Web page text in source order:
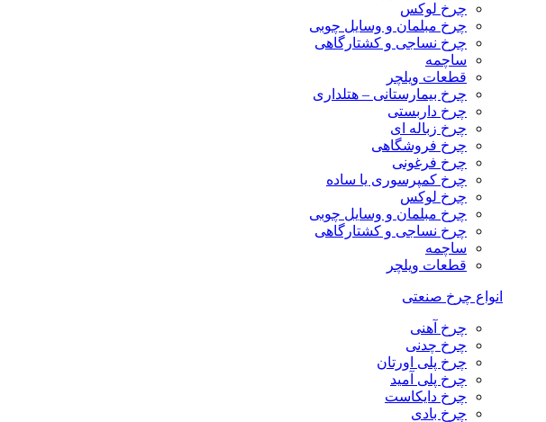
چرخ لوکس
چرخ مبلمان و وسایل چوبی
چرخ نساجی و کشتارگاهی
ساچمه
قطعات ویلچر
چرخ بیمارستانی – هتلداری
چرخ داربستی
چرخ زباله ای
چرخ فروشگاهی
چرخ فرغونی
چرخ کمپرسوری یا ساده
چرخ لوکس
چرخ مبلمان و وسایل چوبی
چرخ نساجی و کشتارگاهی
ساچمه
قطعات ویلچر
انواع چرخ صنعتی
چرخ آهنی
چرخ چدنی
چرخ پلی اورتان
چرخ پلی آمید
چرخ دایکاست
چرخ بادی